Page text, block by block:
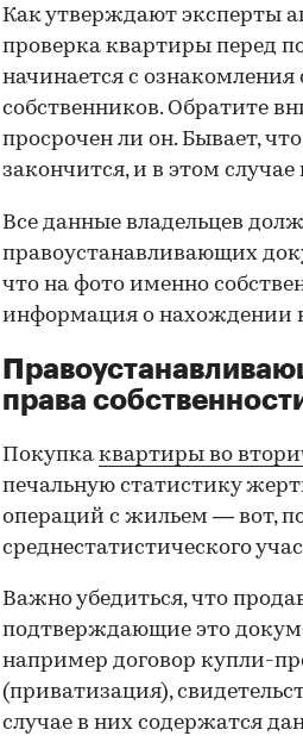
Как утверждают эксперты
проверка квартиры перед
начинается с
собственников. Обратите
просрочен ли он. Бывает,
закончится, и в этом
Все данные владельцев
правоустанавливающих
что на фото именно
информация о нахождении
права
Покупка квартиры во
печальную статистику
операций с жильем — вот,
среднестатистического
Важно убедиться, что
подтверждающие это
например договор купли-
(приватизация),
случае в них содержатся